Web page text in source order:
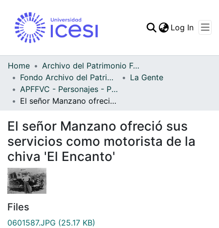
Statistics
Log In
Home
Archivo del Patrimonio Fotográfico y Fílmico del Valle del Cauca
Fondo Archivo del Patrimonio Fotográfico y Fílmico del Valle del Cauca
La Gente
APFFVC - Personajes - Patrimonial
El señor Manzano ofreció sus servicios como motorista de la chiva 'El Encanto'
El señor Manzano ofreció sus
servicios como motorista de la
chiva 'El Encanto'
Files
0601587.JPG (25.17 KB)